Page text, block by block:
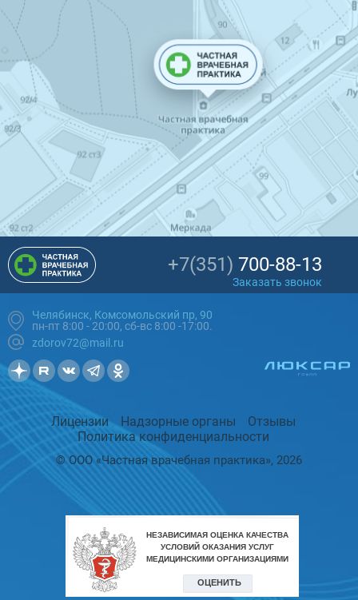
+7(351) 700-88-13
Заказать звонок
Челябинск, Комсомольский пр, 90
пн-пт 8:00 - 20:00, сб-вс 8:00 -17:00.
zdorov72@mail.ru
Лицензии Надзорные органы
Отзывы
Политика конфиденциальности
© ООО «Частная врачебная практика», 2026